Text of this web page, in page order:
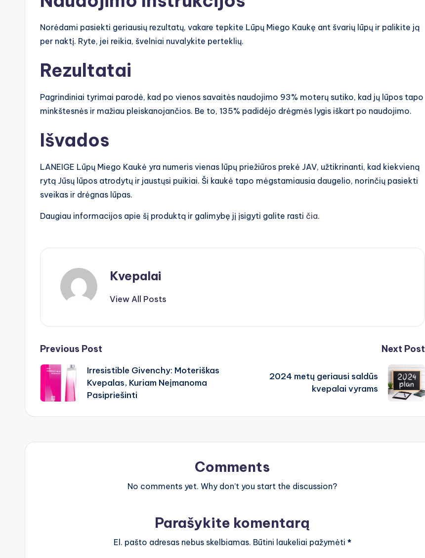
Norėdami pasiekti geriausių rezultatų, vakare tepkite Lūpų Miego Kaukę ant švarių lūpų ir palikite ją
per naktį. Ryte, jei reikia, švelniai nuvalykite perteklių.
Rezultatai
Pagrindiniai tyrimai parodė, kad po vienos savaitės naudojimo 93% moterų sutiko, kad jų lūpos tapo
minkštesnės ir mažiau pleiskanojančios. Be to, 135% padidėjo drėgmės lygis iškart po naudojimo.
Išvados
LANEIGE Lūpų Miego Kaukė yra numeris vienas lūpų priežiūros prekė JAV, užtikrinanti, kad kiekvieną
rytą Jūsų lūpos atrodytų ir jaustųsi puikiai. Ši kaukė tapo mėgstamiausia daugelio, norinčių pasiekti
sveikas ir drėgnas lūpas.
Daugiau informacijos apie šį produktą ir galimybę jį įsigyti galite rasti čia.
Kvepalai
View All Posts
Post
navigation
Previous Post
Irresistible Givenchy: Moteriškas
Kvepalas, Kuriam Neįmanoma
Pasipriešinti
Next Post
2024 metų geriausi saldūs
kvepalai vyrams
Comments
No comments yet. Why don’t you start the discussion?
Parašykite komentarą
El. pašto adresas nebus skelbiamas. Būtini laukeliai pažymėti *